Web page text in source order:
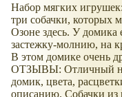
Набор мягких
три собачки, которых
Озоне здесь. У домика
застежку-молнию, на
В этом домике очень
ОТЗЫВЫ: Отличный
домик, цвета,
описанию. Собачки из